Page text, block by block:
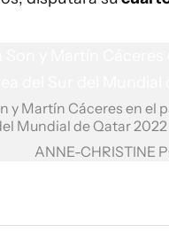
y Martín Cáceres en el
Mundial de Qatar 2022
ANNE-CHRISTINE